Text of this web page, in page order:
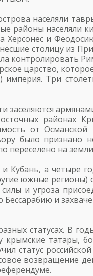
населяли
районы населяли
и
столицу из
контролировать
царство,
Три
заселяются
районах
от
было
на
а четыре
южные регионы)
и угроза
и
статусах. В
татары,
статус
возвращение